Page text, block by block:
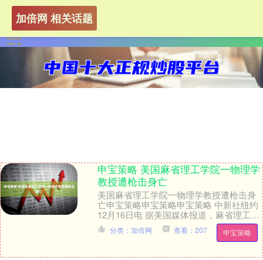
加倍网 相关话题
申宝策略 美国麻省理工学院一物理学
教授遭枪击身亡
美国麻省理工学院一物理学教授遭枪击身
亡申宝策略申宝策略申宝策略 中新社纽约
12月16日电 据美国媒体报道，麻省理工学
院一名物理学教授15日晚在波士顿附近的
家中遭....
申宝策略
分类：加倍网 查看：207